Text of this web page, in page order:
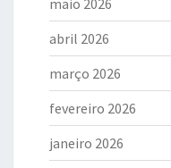
maio 2026
abril 2026
março 2026
fevereiro 2026
janeiro 2026